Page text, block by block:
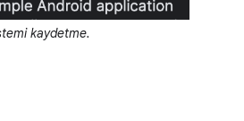
kaydetme.